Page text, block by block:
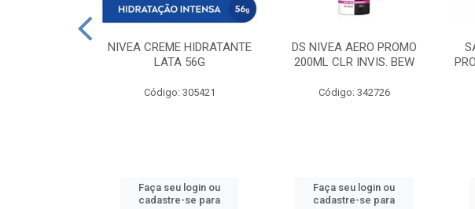
NIVEA CREME HIDRATANTE
LATA 56G
Código: 305421
Faça seu login ou
cadastre-se para
DS NIVEA AERO PROMO
200ML CLR INVIS. BEW
Código: 342726
Faça seu login ou
cadastre-se para